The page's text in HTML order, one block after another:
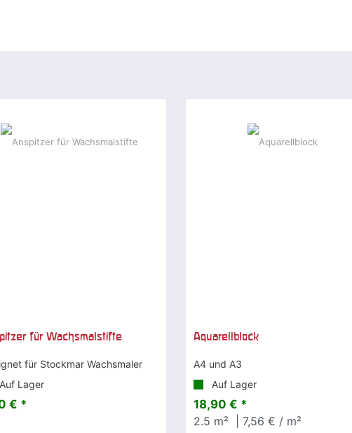
für Wachsmalstifte
für Stockmar Wachsmaler
Auf Lager
€ *
Aquarellblock
A4 und A3
Auf Lager
18,90 € *
2.5 m² | 7,56 € / m²